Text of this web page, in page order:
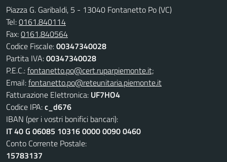
Piazza G. Garibaldi, 5 - 13040 Fontanetto Po (VC)
Tel:0161.840114
Fax:0161.840564
Codice Fiscale:00347340028
Partita IVA:00347340028
P.E.C.:fontanetto.po@cert.ruparpiemonte.it;
Email:fontanetto.po@reteunitaria.piemonte.it
Fatturazione Elettronica: UF7HO4
Codice IPA:c_d676
IBAN (per i vostri bonifici bancari):
IT 40 G 06085 10316 0000 0090 0460
Conto Corrente Postale:
15783137